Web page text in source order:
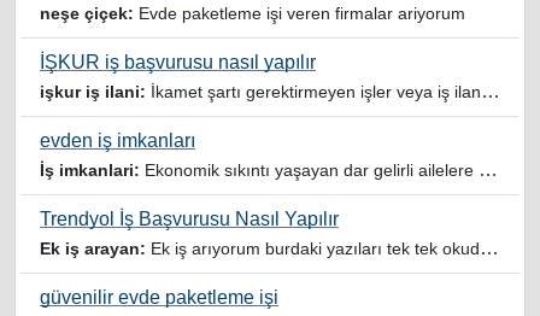
neşe çiçek: Evde paketleme işi veren firmalar ariyorum
İŞKUR iş başvurusu nasıl yapılır
işkur iş ilani: İkamet şartı gerektirmeyen işler veya iş ilanlari da listelensin. Arama sonucuna işverenin tercih ettiği ikamet illeri de eklense olmazmi
evden iş imkanları
İş imkanlari: Ekonomik sıkıntı yaşayan dar gelirli ailelere özellikle evde iş imkanı sağlayan bu durumdan istifade eden ev hanımlarına büyük bir nimet çalışmak ev Ekonomisine benim gibi destek olmak isteyenler sağlam güvenilir sitelere rağbet etsin her ilan yada reklam doğru adres olmayabiliyor arkadaşlar, bu alanda bize yol gösteren yardımcı olan doğru şekilde yönlendiren sayfaya teşekkür ederim elinize emeklerine sağlık
Trendyol İş Başvurusu Nasıl Yapılır
Ek iş arayan: Ek iş arıyorum burdaki yazıları tek tek okudum faydalı iş imkanları var tsk let
güvenilir evde paketleme işi